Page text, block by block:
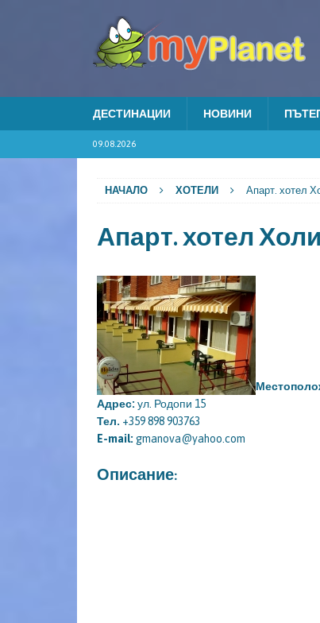
ДЕСТИНАЦИИ НОВИНИ
09.08.2026
НАЧАЛО ХОТЕЛИ Апарт. хотел
Апарт. хотел
Адрес: ул. Родопи 15
Тел. +359 898 903763
E-mail: gmanova@yahoo.com
Описание: